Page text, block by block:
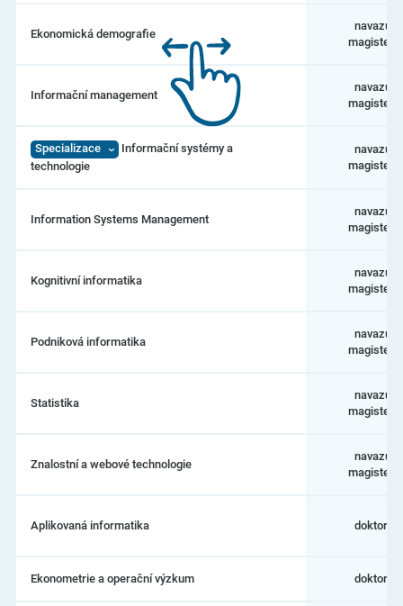
Ekonomická demografie
Informační management
Specializace
Informační systémy a
technologie
Information Systems Management
Kognitivní informatika
Podniková informatika
Statistika
Znalostní a webové technologie
Aplikovaná informatika
Ekonometrie a operační výzkum